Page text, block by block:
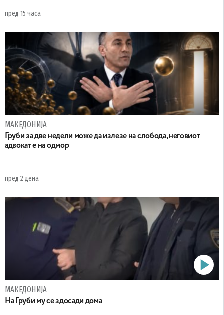
пред 15 часа
МАКЕДОНИЈА
Груби за две недели може да излезе на слобода, неговиот
адвокат е на одмор
пред 2 дена
МАКЕДОНИЈА
На Груби му се здосади дома